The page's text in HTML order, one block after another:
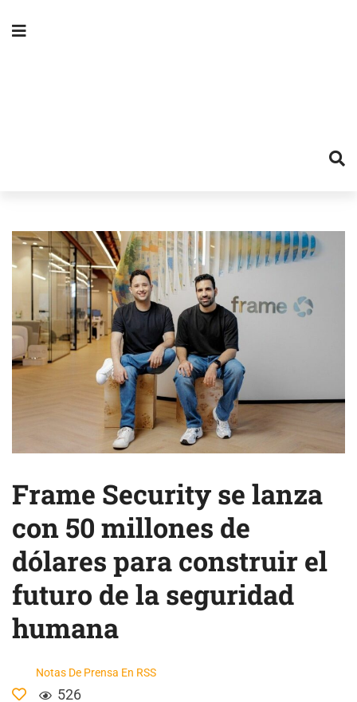
Frame Security se lanza
con 50 millones de
dólares para construir el
futuro de la seguridad
humana
Notas De Prensa En RSS
526